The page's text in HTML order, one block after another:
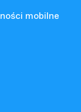
mobilne